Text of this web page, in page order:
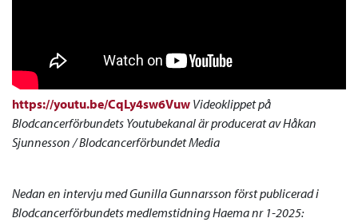
https://youtu.be/CqLy4sw6Vuw Videoklippet på
Blodcancerförbundets Youtubekanal är producerat av Håkan
Sjunnesson / Blodcancerförbundet Media
Nedan en intervju med Gunilla Gunnarsson först publicerad i
Blodcancerförbundets medlemstidning Haema nr 1-2025: